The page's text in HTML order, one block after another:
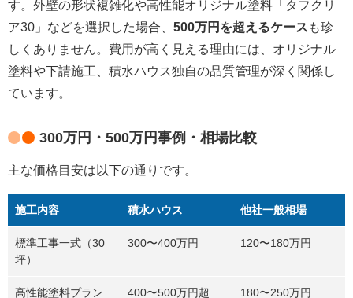
す。外壁の形状複雑化や高性能オリジナル塗料「タフクリ
ア30」などを選択した場合、 500万円を超えるケース も珍
しくありません。費用が高く見える理由には、オリジナル
塗料や下請施工、積水ハウス独自の品質管理が深く関係し
ています。
300万円・500万円事例・相場比較
主な価格目安は以下の通りです。
施工内容 積水ハウス 他社一般相場
標準工事一式（30
坪）
300〜400万円 120〜180万円
高性能塗料プラン 400〜500万円超 180〜250万円